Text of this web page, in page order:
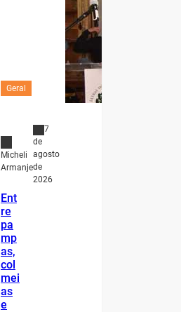
Geral
Micheli
Armanje
7
de
agosto
de
2026
Ent
re
pa
mp
as,
col
mei
as
e